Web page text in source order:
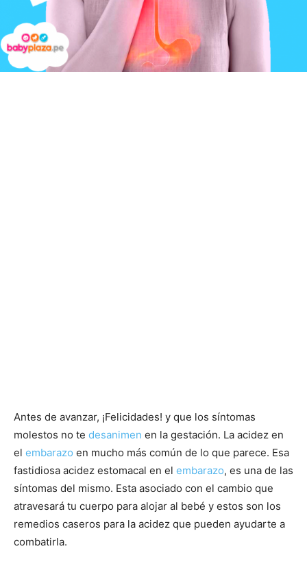
Antes de avanzar, ¡Felicidades! y que los síntomas
molestos no te desanimen en la gestación. La acidez en
el embarazo en mucho más común de lo que parece. Esa
fastidiosa acidez estomacal en el embarazo, es una de las
síntomas del mismo. Esta asociado con el cambio que
atravesará tu cuerpo para alojar al bebé y estos son los
remedios caseros para la acidez que pueden ayudarte a
combatirla.